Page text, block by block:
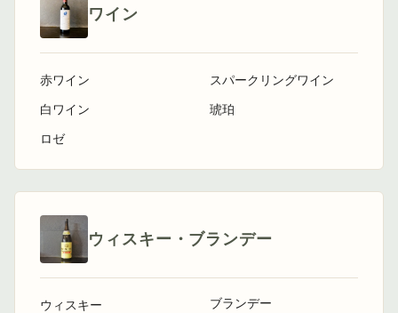
ワイン
赤ワイン
白ワイン
ロゼ
スパークリングワイン
琥珀
ウィスキー・ブランデー
ウィスキー ブランデー